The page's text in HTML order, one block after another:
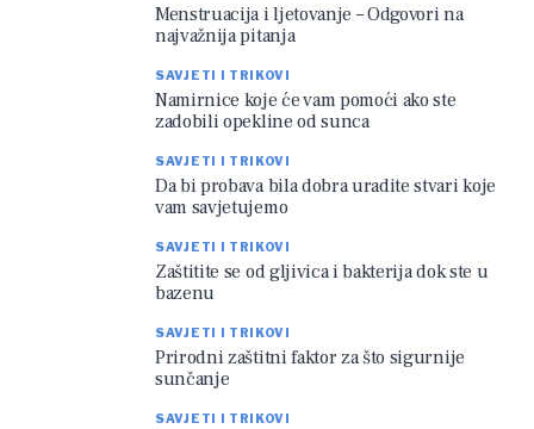
Menstruacija i ljetovanje – Odgovori na
najvažnija pitanja
SAVJETI I TRIKOVI
Namirnice koje će vam pomoći ako ste
zadobili opekline od sunca
SAVJETI I TRIKOVI
Da bi probava bila dobra uradite stvari koje
vam savjetujemo
SAVJETI I TRIKOVI
Zaštitite se od gljivica i bakterija dok ste u
bazenu
SAVJETI I TRIKOVI
Prirodni zaštitni faktor za što sigurnije
sunčanje
SAVJETI I TRIKOVI